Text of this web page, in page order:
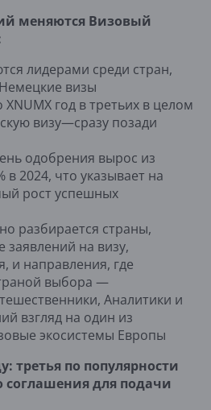
меняются Визовый
лидерами среди стран,
визы
год в третьих в целом
визу—сразу позади
одобрения вырос из
в 2024, что указывает на
рост успешных
разбирается страны,
на визу,
и направления, где
выбора —
Аналитики и
взгляд на один из
экосистемы Европы
третья по популярности
соглашения для подачи